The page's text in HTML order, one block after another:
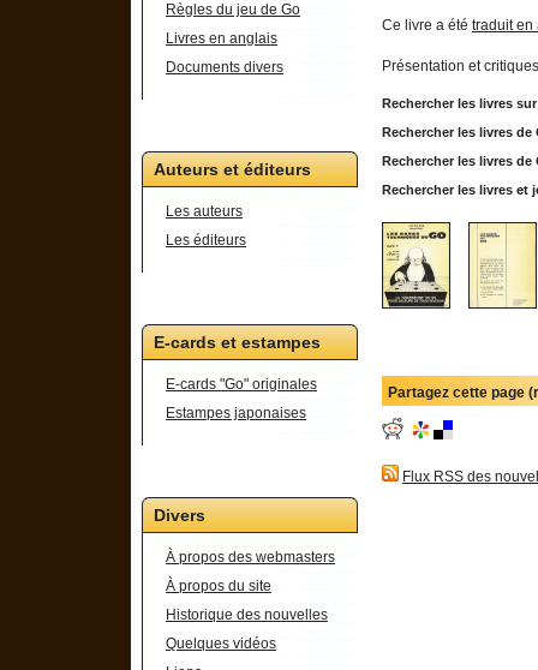
Règles du jeu de Go
Livres en anglais
Documents divers
Auteurs et éditeurs
Les auteurs
Les éditeurs
E-cards et estampes
E-cards "Go" originales
Estampes japonaises
Divers
À propos des webmasters
À propos du site
Historique des nouvelles
Quelques vidéos
Ce livre a été traduit en
Présentation et
Rechercher les livres
Rechercher les livres
Rechercher les livres
Rechercher les livres et
Partagez cette page
Flux RSS des